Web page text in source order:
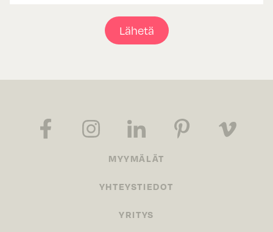
Lähetä
MYYMÄLÄT
YHTEYSTIEDOT
YRITYS